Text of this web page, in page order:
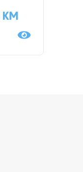
KM